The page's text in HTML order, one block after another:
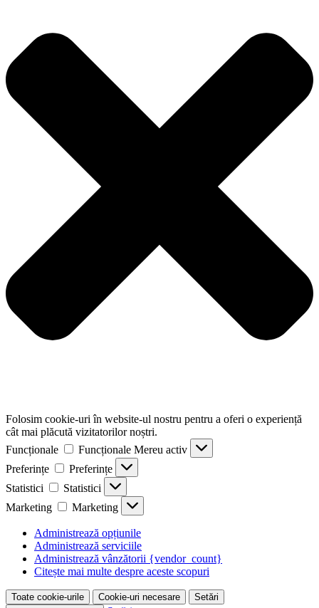
Folosim cookie-uri în website-ul nostru pentru a oferi o experiență
cât mai plăcută vizitatorilor noștri.
Funcționale
Funcționale Mereu activ
Preferințe
Preferințe
Statistici
Statistici
Marketing
Marketing
Administrează opțiunile
Administrează serviciile
Administrează vânzătorii {vendor_count}
Citește mai multe despre aceste scopuri
Toate cookie-urile Cookie-uri necesare
Setări